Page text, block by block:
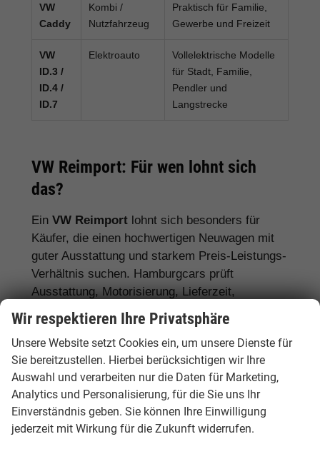
VW
Caddy
Kombi /
Nutzfahrzeug
Praktisch für Familie,
Gewerbe und Freizeit
VW
ID.3 /
ID.4 /
ID.7
Elektroauto
Vollelektrische Modelle
für Stadt, Familie,
Pendler und
Langstrecke
VW Reimport: Für wen lohnt sich
das?
Ein VW Reimport lohnt sich besonders für
Käufer, die einen hochwertigen Neuwagen mit
guter Ausstattung und starkem Preis-Leistungs-
Verhältnis suchen. Hamburgcars prüft
Ausstattung, Motorisierung, Lieferzeit,
Garantiebedingungen und Fahrzeugdetails
transparent vor dem Kauf.
Für Stadtfahrer:VW Polo, VW Golf, VW
ID.3
Für Familien: VW Tiguan, VW Passat
Variant, VW Touran, VW Caddy
Wir respektieren Ihre Privatsphäre
Unsere Website setzt Cookies ein, um unsere Dienste für
Sie bereitzustellen. Hierbei berücksichtigen wir Ihre
Auswahl und verarbeiten nur die Daten für Marketing,
Analytics und Personalisierung, für die Sie uns Ihr
Einverständnis geben. Sie können Ihre Einwilligung
jederzeit mit Wirkung für die Zukunft widerrufen.